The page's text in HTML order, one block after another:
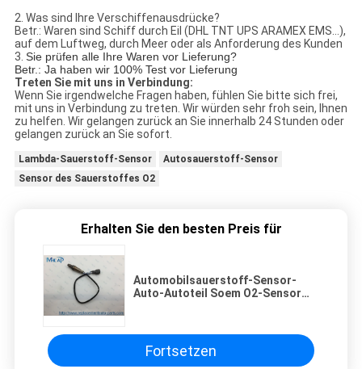
2. Was sind Ihre Verschiffenausdrücke?
Betr.: Waren sind Schiff durch Eil (DHL TNT UPS ARAMEX EMS…),
auf dem Luftweg, durch Meer oder als Anforderung des Kunden
3. Sie prüfen alle Ihre Waren vor Lieferung?
Betr.: Ja haben wir 100% Test vor Lieferung
Treten Sie mit uns in Verbindung:
Wenn Sie irgendwelche Fragen haben, fühlen Sie bitte sich frei,
mit uns in Verbindung zu treten. Wir würden sehr froh sein, Ihnen
zu helfen. Wir gelangen zurück an Sie innerhalb 24 Stunden oder
gelangen zurück an Sie sofort.
Lambda-Sauerstoff-Sensor
Autosauerstoff-Sensor
Sensor des Sauerstoffes O2
Erhalten Sie den besten Preis für
Automobilsauerstoff-Sensor-
Auto-Autoteil Soem O2-Sensor
Fortsetzen